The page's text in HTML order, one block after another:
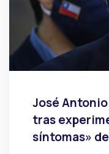
José
tras
síntomas»